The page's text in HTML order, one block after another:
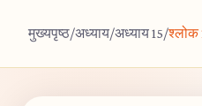
मुख्यपृष्ठ/अध्याय/अध्याय 15/श्लोक